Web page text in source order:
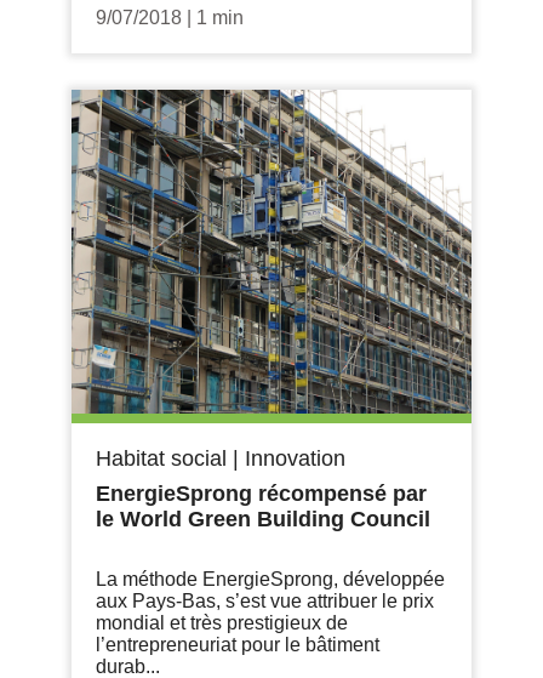
9/07/2018 1 min
Habitat social
Innovation
EnergieSprong récompensé par
le World Green Building Council
La méthode EnergieSprong, développée
aux Pays-Bas, s’est vue attribuer le prix
mondial et très prestigieux de
l’entrepreneuriat pour le bâtiment
durab...